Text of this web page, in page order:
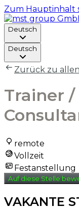
Zum Hauptinhalt
Deutsch
Deutsch
Zurück zu
Trainer
remote
Vollzeit
Festanstellung
Auf diese Stelle
VAKANTE